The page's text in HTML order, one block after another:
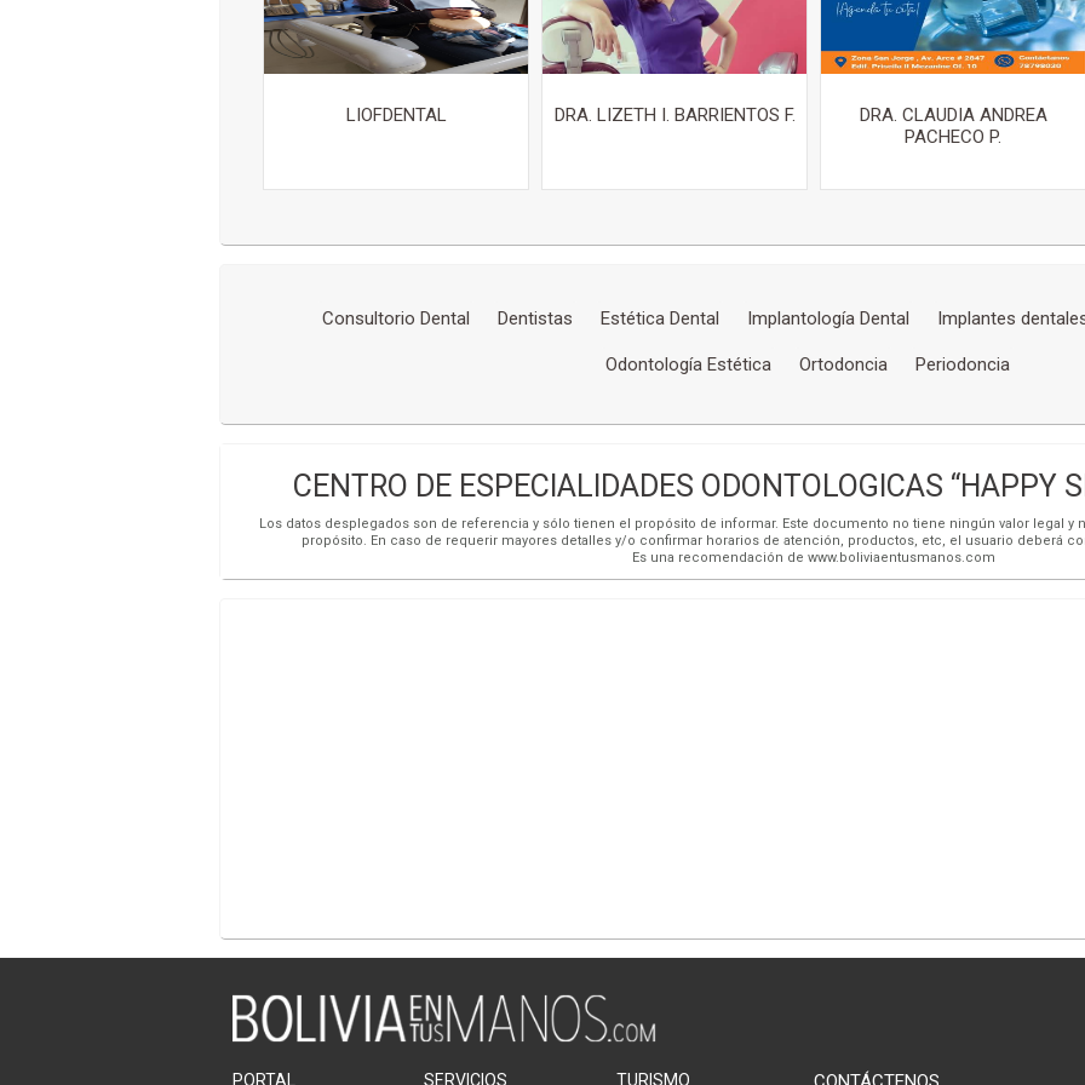
LIOFDENTAL DRA. LIZETH I. BARRIENTOS F.
DRA. CLAUDIA ANDREA
PACHECO P.
Consultorio Dental Dentistas Estética Dental Implantología Dental Implantes
Odontología Estética Ortodoncia Periodoncia
CENTRO DE ESPECIALIDADES ODONTOLOGICAS “HAPPY
Los datos desplegados son de referencia y sólo tienen el propósito de informar. Este documento no tiene ningún valor legal y
propósito. En caso de requerir mayores detalles y/o confirmar horarios de atención, productos, etc, el usuario deberá
Es una recomendación de www.boliviaentusmanos.com
PORTAL SERVICIOS TURISMO